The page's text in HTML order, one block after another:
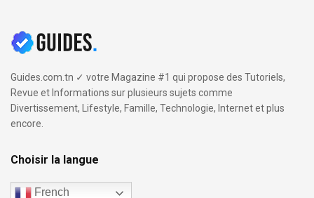
Guides.com.tn ✓ votre Magazine #1 qui propose des Tutoriels,
Revue et Informations sur plusieurs sujets comme
Divertissement, Lifestyle, Famille, Technologie, Internet et plus
encore.
Choisir la langue
French